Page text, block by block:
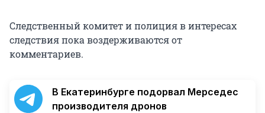
Следственный комитет и полиция в интересах
следствия пока воздерживаются от
комментариев.
В Екатеринбурге подорвал Мерседес
производителя дронов